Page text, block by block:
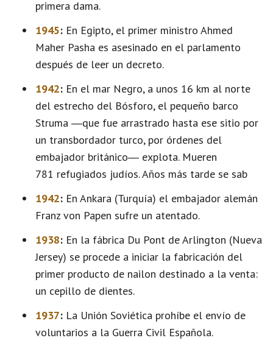
primera dama.
1945: En Egipto, el primer ministro Ahmed
Maher Pasha es asesinado en el parlamento
después de leer un decreto.
1942: En el mar Negro, a unos 16 km al norte
del estrecho del Bósforo, el pequeño barco
Struma ―que fue arrastrado hasta ese sitio por
un transbordador turco, por órdenes del
embajador británico― explota. Mueren
781 refugiados judíos. Años más tarde se sab
1942: En Ankara (Turquía) el embajador alemán
Franz von Papen sufre un atentado.
1938: En la fábrica Du Pont de Arlington (Nueva
Jersey) se procede a iniciar la fabricación del
primer producto de nailon destinado a la venta:
un cepillo de dientes.
1937: La Unión Soviética prohíbe el envío de
voluntarios a la Guerra Civil Española.